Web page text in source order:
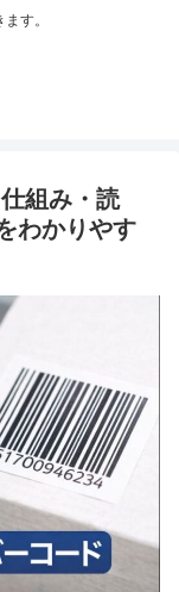
す。
組み・読
わかりやす